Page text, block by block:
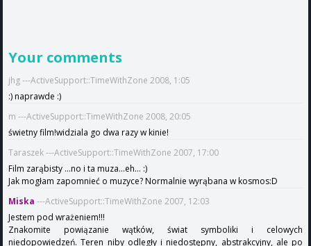
Your comments
jhg ---ActiveSupport::TimeWithZone 2008, 1:05
:) naprawde :)
m ---ActiveSupport::TimeWithZone 2008, 20:05
świetny film!widziala go dwa razy w kinie!
Taraszek ---ActiveSupport::TimeWithZone 2007, 17:00
Film zarąbisty ...no i ta muza...eh... :)
Jak mogłam zapomnieć o muzyce? Normalnie wyrąbana w kosmos:D
Miska ---ActiveSupport::TimeWithZone 2007, 12:03
Jestem pod wrażeniem!!!
Znakomite powiązanie wątków, świat symboliki i celowych
niedopowiedzeń. Teren niby odległy i niedostępny, abstrakcyjny, ale po